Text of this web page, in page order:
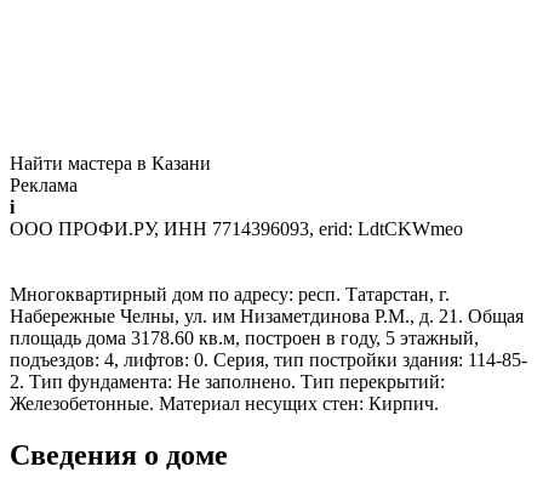
Найти мастера в Казани
Реклама
i
ООО ПРОФИ.РУ, ИНН 7714396093, erid: LdtCKWmeo
Многоквартирный дом по адресу: респ. Татарстан, г.
Набережные Челны, ул. им Низаметдинова Р.М., д. 21. Общая
площадь дома 3178.60 кв.м, построен в году, 5 этажный,
подъездов: 4, лифтов: 0. Серия, тип постройки здания: 114-85-
2. Тип фундамента: Не заполнено. Тип перекрытий:
Железобетонные. Материал несущих стен: Кирпич.
Сведения о доме